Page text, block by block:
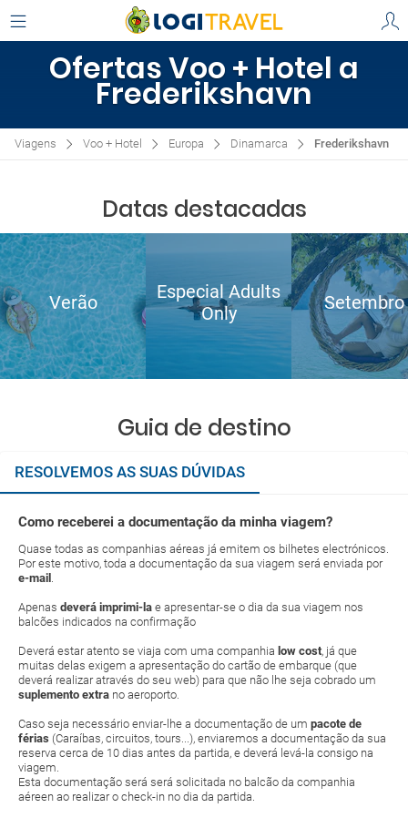
Ofertas Voo + Hotel a
Frederikshavn
Viagens Voo + Hotel Europa Dinamarca Frederikshavn
Datas destacadas
Verão
Especial Adults
Only
Setembro
Guia de destino
RESOLVEMOS AS SUAS DÚVIDAS
Como receberei a documentação da minha viagem?
Quase todas as companhias aéreas já emitem os bilhetes electrónicos.
Por este motivo, toda a documentação da sua viagem será enviada por
e-mail .
Apenas deverá imprimi-la e apresentar-se o dia da sua viagem nos
balcões indicados na confirmação
Deverá estar atento se viaja com uma companhia low cost, já que
muitas delas exigem a apresentação do cartão de embarque (que
deverá realizar através do seu web) para que não lhe seja cobrado um
suplemento extra no aeroporto.
Caso seja necessário enviar-lhe a documentação de um pacote de
férias (Caraíbas, circuitos, tours...), enviaremos a documentação da sua
reserva cerca de 10 dias antes da partida, e deverá levá-la consigo na
viagem.
Esta documentação será será solicitada no balcão da companhia
aéreen ao realizar o check-in no dia da partida.